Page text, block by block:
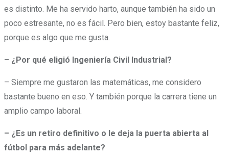
es distinto. Me ha servido harto, aunque también ha sido un
poco estresante, no es fácil. Pero bien, estoy bastante feliz,
porque es algo que me gusta.
– ¿Por qué eligió Ingeniería Civil Industrial?
– Siempre me gustaron las matemáticas, me considero
bastante bueno en eso. Y también porque la carrera tiene un
amplio campo laboral.
– ¿Es un retiro definitivo o le deja la puerta abierta al
fútbol para más adelante?